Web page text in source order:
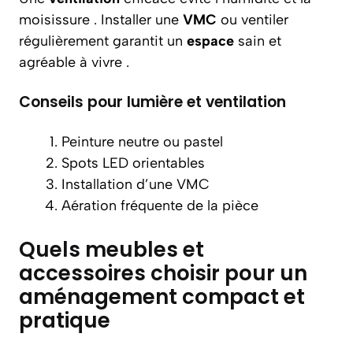
moisissure . Installer une VMC ou ventiler
régulièrement garantit un espace sain et
agréable à vivre .
Conseils pour lumière et ventilation
Peinture neutre ou pastel
Spots LED orientables
Installation d’une VMC
Aération fréquente de la pièce
Quels meubles et
accessoires choisir pour un
aménagement compact et
pratique